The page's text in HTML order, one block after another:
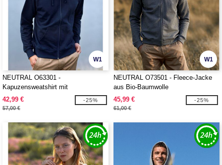
W1
NEUTRAL O63301 -
Kapuzensweatshirt mit
Reißverschluss Herren
42,99 €
57,00 €
-25%
W1
NEUTRAL O73501 - Fleece-Jacke
aus Bio-Baumwolle
45,99 €
61,00 €
-25%